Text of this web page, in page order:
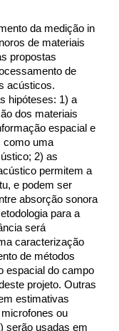
da medição in
de materiais
propostas
de
acústicos.
hipóteses: 1) a
dos materiais
espacial e
como uma
2) as
permitem a
e podem ser
absorção sonora
para a
será
caracterização
de métodos
espacial do campo
projeto. Outras
estimativas
ou
serão usadas em